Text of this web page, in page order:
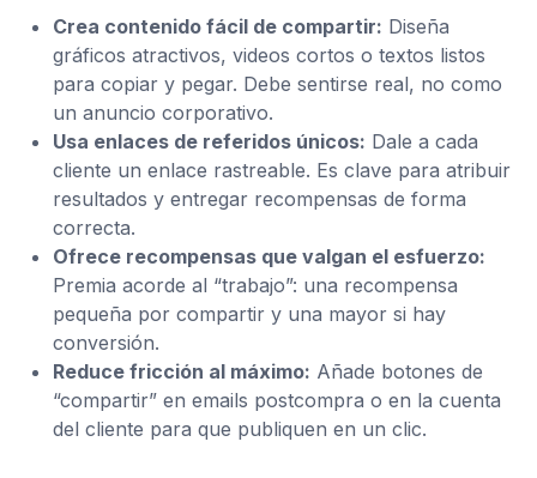
Crea contenido fácil de compartir: Diseña
gráficos atractivos, videos cortos o textos listos
para copiar y pegar. Debe sentirse real, no como
un anuncio corporativo.
Usa enlaces de referidos únicos: Dale a cada
cliente un enlace rastreable. Es clave para atribuir
resultados y entregar recompensas de forma
correcta.
Ofrece recompensas que valgan el esfuerzo:
Premia acorde al “trabajo”: una recompensa
pequeña por compartir y una mayor si hay
conversión.
Reduce fricción al máximo: Añade botones de
“compartir” en emails postcompra o en la cuenta
del cliente para que publiquen en un clic.